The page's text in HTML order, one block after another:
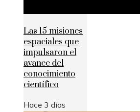
Las 15 misiones
espaciales que
impulsaron el
avance del
conocimiento
científico
Hace 3 días